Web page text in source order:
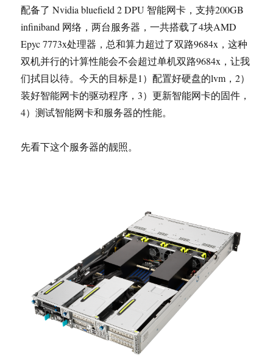
配备了 Nvidia bluefield 2 DPU 智能网卡，支持200GB
infiniband 网络，两台服务器，一共搭载了4块AMD
Epyc 7773x处理器，总和算力超过了双路9684x，这种
双机并行的计算性能会不会超过单机双路9684x，让我
们拭目以待。今天的目标是1）配置好硬盘的lvm，2）
装好智能网卡的驱动程序，3）更新智能网卡的固件，
4）测试智能网卡和服务器的性能。
先看下这个服务器的靓照。